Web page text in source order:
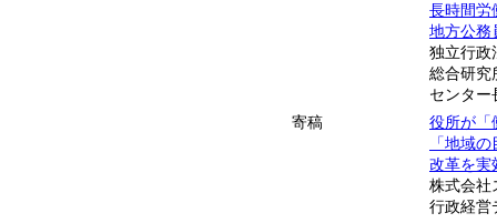
長時間労
地方公務
独立行政
総合研究
センタ
寄稿
役所が「
「地域
改革を実
株式会社
行政経